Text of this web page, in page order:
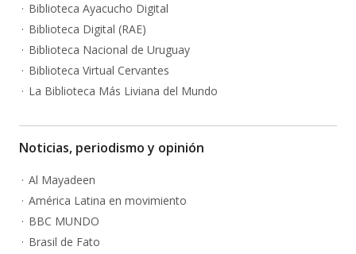
Biblioteca Ayacucho Digital
Biblioteca Digital (RAE)
Biblioteca Nacional de Uruguay
Biblioteca Virtual Cervantes
La Biblioteca Más Liviana del Mundo
Noticias, periodismo y opinión
Al Mayadeen
América Latina en movimiento
BBC MUNDO
Brasil de Fato